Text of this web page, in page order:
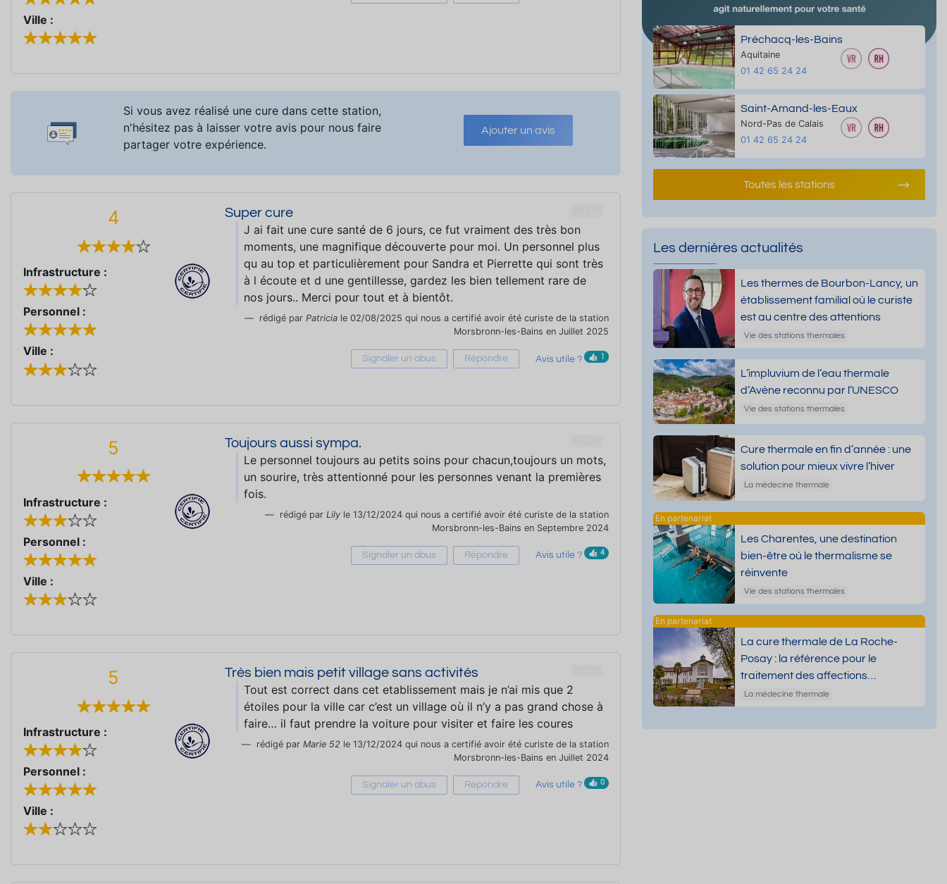
Ville :
Si vous avez réalisé une cure dans cette station,
n'hésitez pas à laisser votre avis pour nous faire
partager votre expérience.
Ajouter un avis
4
Infrastructure :
Personnel :
Ville :
Super cure
J ai fait une cure santé de 6 jours, ce fut vraiment des très bon
moments, une magnifique découverte pour moi. Un personnel plus
qu au top et particulièrement pour Sandra et Pierrette qui sont très
à l écoute et d une gentillesse, gardez les bien tellement rare de
nos jours.. Merci pour tout et à bientôt.
rédigé par Patriciale 02/08/2025 qui nous a certifié avoir été curiste de la station
Morsbronn-les-Bains en Juillet 2025
Signaler un abus Répondre Avis utile ? 1
5
Infrastructure :
Personnel :
Ville :
Toujours aussi sympa.
Le personnel toujours au petits soins pour chacun,toujours un mots,
un sourire, très attentionné pour les personnes venant la premières
fois.
rédigé par Lilyle 13/12/2024 qui nous a certifié avoir été curiste de la station
Morsbronn-les-Bains en Septembre 2024
Signaler un abus Répondre Avis utile ? 4
5
Infrastructure :
Personnel :
Ville :
Très bien mais petit village sans activités
Tout est correct dans cet etablissement mais je n’ai mis que 2
étoiles pour la ville car c’est un village où il n’y a pas grand chose à
faire… il faut prendre la voiture pour visiter et faire les coures
rédigé par Marie 52le 13/12/2024 qui nous a certifié avoir été curiste de la station
Morsbronn-les-Bains en Juillet 2024
Signaler un abus Répondre Avis utile ? 0
Préchacq-les-Bains
Aquitaine
01 42 65 24 24
Saint-Amand-les-Eaux
Nord-Pas de Calais
01 42 65 24 24
Toutes les stations
Les dernières actualités
Les thermes de Bourbon-Lancy, un
établissement familial où le curiste
est au centre des attentions
Vie des stations thermales
L’impluvium de l’eau thermale
d’Avène reconnu par l’UNESCO
Vie des stations thermales
Cure thermale en fin d’année : une
solution pour mieux vivre l’hiver
La médecine thermale
Les Charentes, une destination
bien-être où le thermalisme se
réinvente
Vie des stations thermales
La cure thermale de La Roche-
Posay : la référence pour le
traitement des affections
dermatologiques
La médecine thermale